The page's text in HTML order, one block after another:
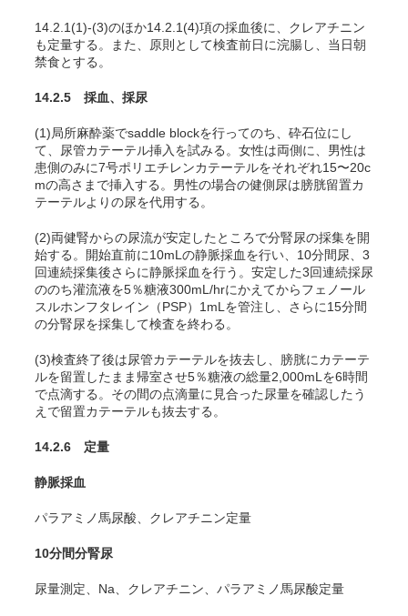
14.2.1(1)-(3)のほか14.2.1(4)項の採血後に、クレアチニン
も定量する。また、原則として検査前日に浣腸し、当日朝
禁食とする。
14.2.5 採血、採尿
(1)局所麻酔薬でsaddle blockを行ってのち、砕石位にし
て、尿管カテーテル挿入を試みる。女性は両側に、男性は
患側のみに7号ポリエチレンカテーテルをそれぞれ15〜20c
mの高さまで挿入する。男性の場合の健側尿は膀胱留置カ
テーテルよりの尿を代用する。
(2)両健腎からの尿流が安定したところで分腎尿の採集を開
始する。開始直前に10mLの静脈採血を行い、10分間尿、3
回連続採集後さらに静脈採血を行う。安定した3回連続採尿
ののち灌流液を5％糖液300mL/hrにかえてからフェノール
スルホンフタレイン（PSP）1mLを管注し、さらに15分間
の分腎尿を採集して検査を終わる。
(3)検査終了後は尿管カテーテルを抜去し、膀胱にカテーテ
ルを留置したまま帰室させ5％糖液の総量2,000mLを6時間
で点滴する。その間の点滴量に見合った尿量を確認したう
えで留置カテーテルも抜去する。
14.2.6 定量
静脈採血
パラアミノ馬尿酸、クレアチニン定量
10分間分腎尿
尿量測定、Na、クレアチニン、パラアミノ馬尿酸定量